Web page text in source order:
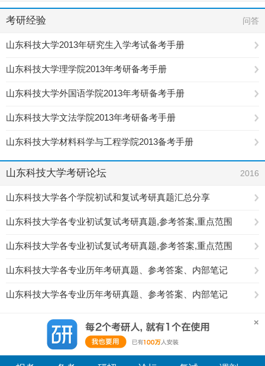
考研经验 问答
山东科技大学2013年研究生入学考试备考手册
山东科技大学理学院2013年考研备考手册
山东科技大学外国语学院2013年考研备考手册
山东科技大学文法学院2013年考研备考手册
山东科技大学材料科学与工程学院2013备考手册
山东科技大学考研论坛 2016
山东科技大学各个学院初试和复试考研真题汇总分享
山东科技大学各专业初试复试考研真题,参考答案,重点范围
山东科技大学各专业初试复试考研真题,参考答案,重点范围
山东科技大学各专业历年考研真题、参考答案、内部笔记
山东科技大学各专业历年考研真题、参考答案、内部笔记